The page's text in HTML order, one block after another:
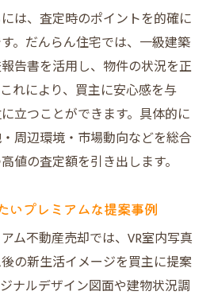
は、査定時のポイントを的確に
。だんらん住宅では、一級建築
告書を活用し、物件の状況を正
れにより、買主に安心感を与
立つことができます。具体的に
周辺環境・市場動向などを総合
値の査定額を引き出します。
いプレミアムな提案事例
ム不動産売却では、VR室内写真
の新生活イメージを買主に提案
ナルデザイン図面や建物状況調